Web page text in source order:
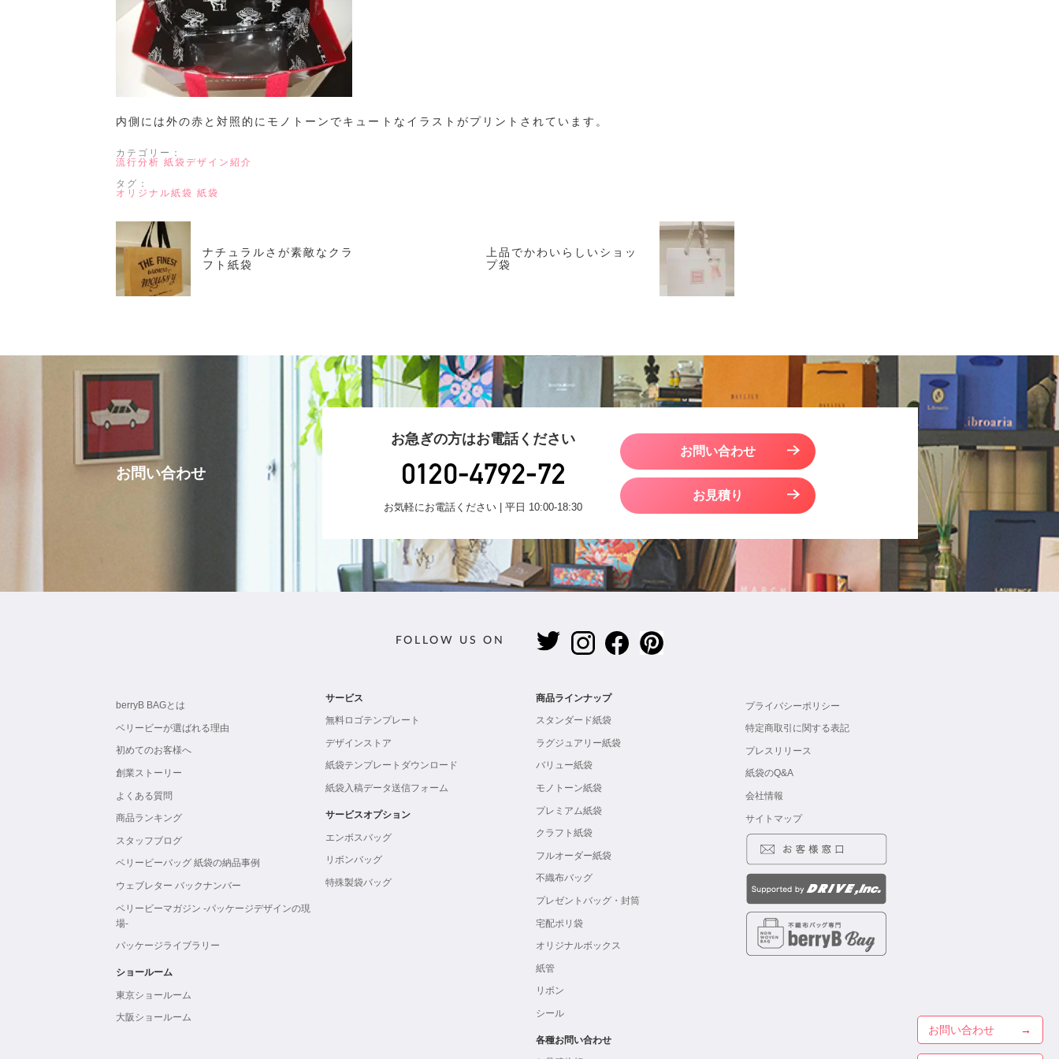
内側には外の赤と対照的にモノトーンでキュートなイラストがプリントされています。
カテゴリー：
流行分析 紙袋デザイン紹介
タグ：
オリジナル紙袋 紙袋
ナチュラルさが素敵なクラ
フト紙袋
上品でかわいらしいショッ
プ袋
お問い合わせ
お問い合わせ
お急ぎの方はお電話ください
お気軽にお電話ください | 平日 10:00-18:30
お問い合わせ
お見積り
FOLLOW US ON
berryB BAGとは
ベリービーが選ばれる理由
初めてのお客様へ
創業ストーリー
よくある質問
商品ランキング
スタッフブログ
ベリービーバッグ 紙袋の納品事例
ウェブレター バックナンバー
ベリービーマガジン -パッケージデザインの現
場-
パッケージライブラリー
ショールーム
東京ショールーム
大阪ショールーム
サービス
無料ロゴテンプレート
デザインストア
紙袋テンプレートダウンロード
紙袋入稿データ送信フォーム
サービスオプション
エンボスバッグ
リボンバッグ
特殊製袋バッグ
商品ラインナップ
スタンダード紙袋
ラグジュアリー紙袋
バリュー紙袋
モノトーン紙袋
プレミアム紙袋
クラフト紙袋
フルオーダー紙袋
不織布バッグ
プレゼントバッグ・封筒
宅配ポリ袋
オリジナルボックス
紙管
リボン
シール
各種お問い合わせ
プライバシーポリシー
特定商取引に関する表記
プレスリリース
紙袋のQ&A
会社情報
サイトマップ